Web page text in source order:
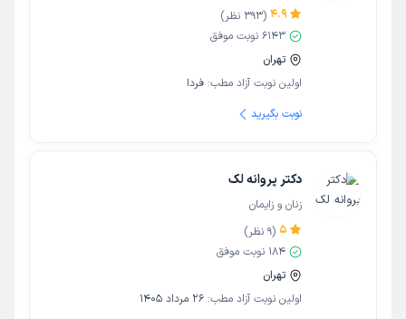
4.9
(
393 نظر)
6143 نوبت موفق
تهران
اولین نوبت آزاد مطب: فردا
نوبت بگیرید
دکتر پروانه لک
زنان و زایمان
5
(
9 نظر)
184 نوبت موفق
تهران
اولین نوبت آزاد مطب: 26 مرداد 1405